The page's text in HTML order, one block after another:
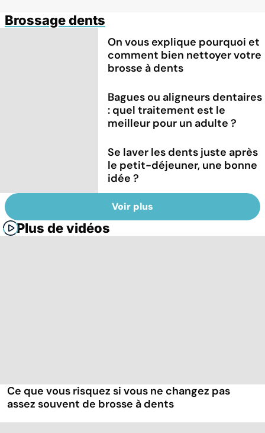
Brossage dents
On vous explique pourquoi et
comment bien nettoyer votre
brosse à dents
Bagues ou aligneurs dentaires
: quel traitement est le
meilleur pour un adulte ?
Se laver les dents juste après
le petit-déjeuner, une bonne
idée ?
Voir plus
Plus de vidéos
Ce que vous risquez si vous ne changez pas
assez souvent de brosse à dents